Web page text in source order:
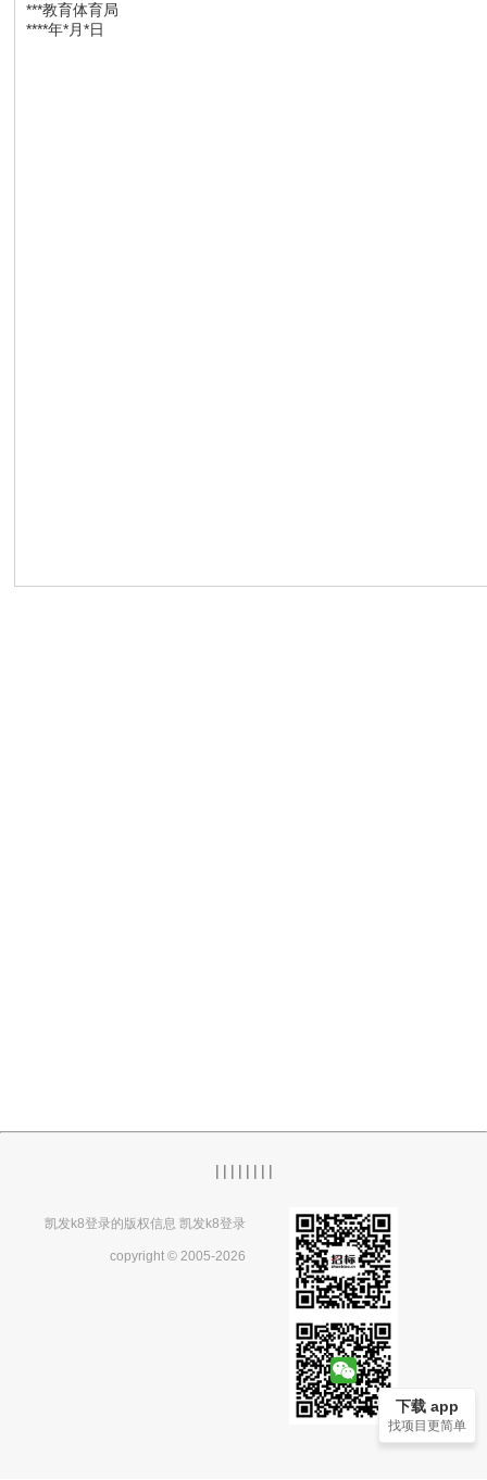
下载 app
找项目更简单
***教育体育局
****年*月*日
| | | | | | | |
凯发k8登录的版权信息 凯发k8登录
copyright © 2005-2026